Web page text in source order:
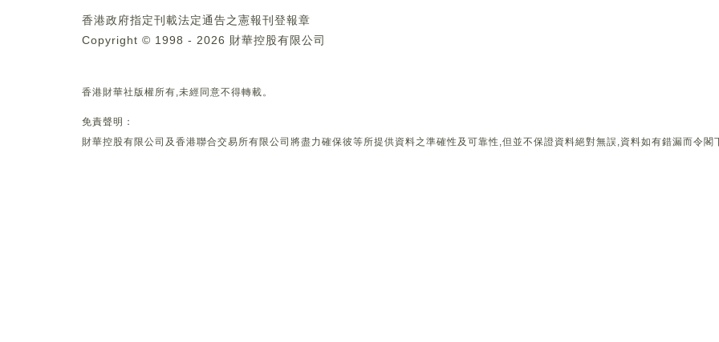
香港政府指定刊載法定通告之憲報刊登報章
Copyright © 1998 - 2026 財華控股有限公司
香港財華社版權所有,未經同意不得轉載。
免責聲明：
財華控股有限公司及香港聯合交易所有限公司將盡力確保彼等所提供資料之準確性及可靠性,但並不保證資料絕對無誤,資料如有錯漏而令閣